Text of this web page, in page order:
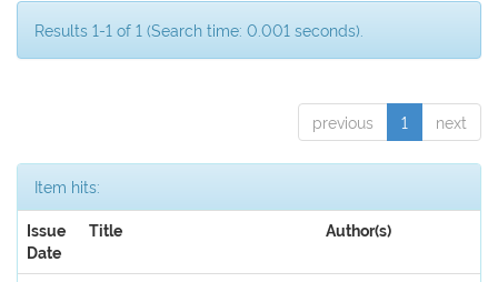
Results 1-1 of 1 (Search time: 0.001 seconds).
previous 1 next
Item hits:
Issue
Date
Title Author(s)